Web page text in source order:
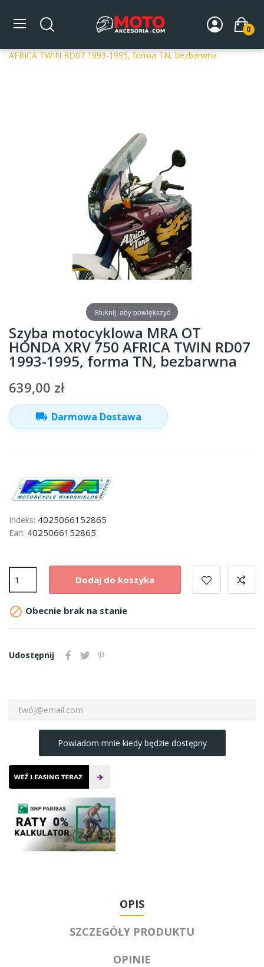
0
Strona główna DLA MOTOCYKLA Szyby
Szyby
AFRICA TWIN RD07 1993-1995, forma TN, bezbarwna
Stuknij, aby powiększyć
Szyba motocyklowa MRA OT
HONDA XRV 750 AFRICA TWIN RD07
1993-1995, forma TN, bezbarwna
639,00 zł
local_shipping Darmowa Dostawa
Indeks: 4025066152865
Ean: 4025066152865
Dodaj do koszyka
 Obecnie brak na stanie
Udostępnij
Powiadom mnie kiedy będzie dostępny
OPIS
SZCZEGÓŁY PRODUKTU
OPINIE